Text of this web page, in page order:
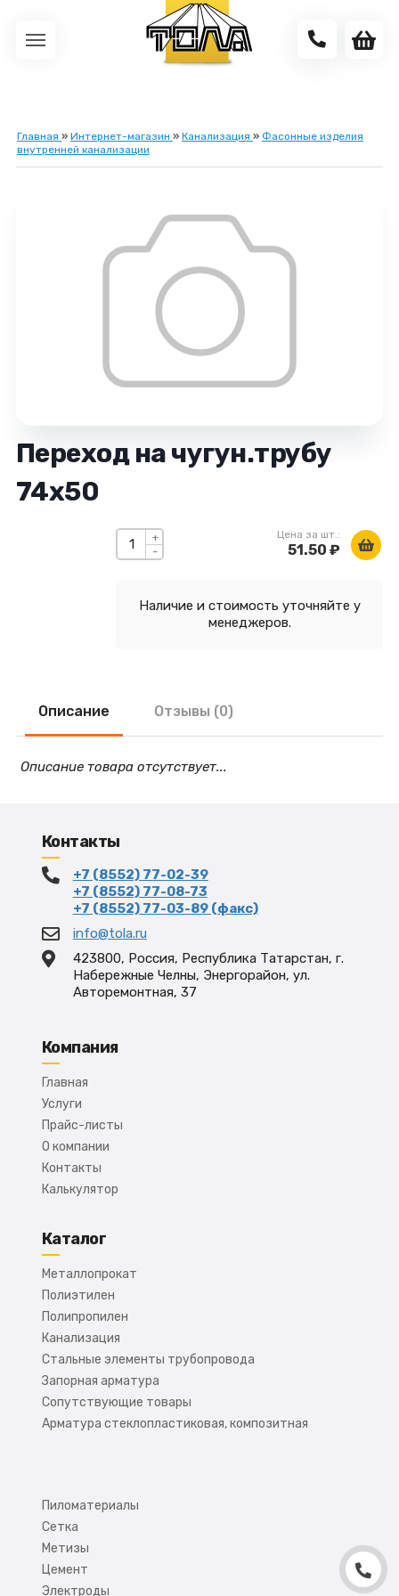
Главная » Интернет-магазин » Канализация » Фасонные изделия
внутренней канализации
Переход на чугун.трубу
74х50
-
+ Цена за шт.:
51.50 ₽
Наличие и стоимость уточняйте у
менеджеров.
Описание Отзывы (0)
Описание товара отсутствует...
Контакты
+7 (8552) 77-02-39
+7 (8552) 77-08-73
+7 (8552) 77-03-89 (факс)
info@tola.ru
423800, Россия, Республика Татарстан, г.
Набережные Челны, Энергорайон, ул.
Авторемонтная, 37
Компания
Главная
Услуги
Прайс-листы
О компании
Контакты
Калькулятор
Каталог
Металлопрокат
Полиэтилен
Полипропилен
Канализация
Стальные элементы трубопровода
Запорная арматура
Сопутствующие товары
Арматура стеклопластиковая, композитная
Пиломатериалы
Сетка
Метизы
Цемент
Электроды